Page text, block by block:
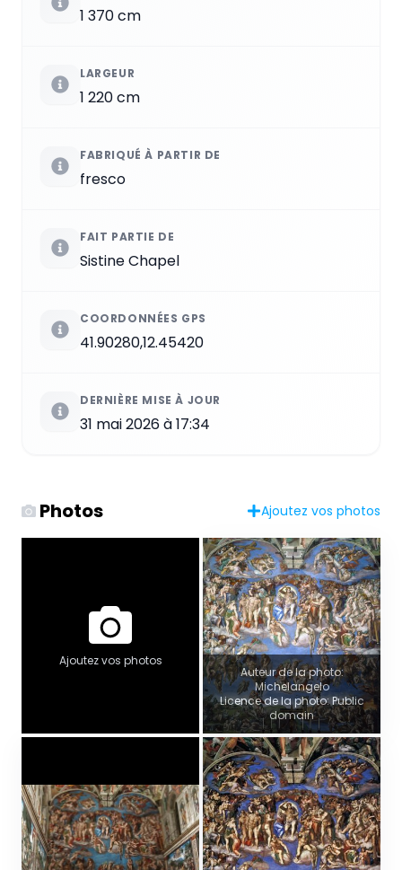
1 370 cm
LARGEUR
1 220 cm
FABRIQUÉ À PARTIR DE
fresco
FAIT PARTIE DE
Sistine Chapel
COORDONNÉES GPS
41.90280,12.45420
DERNIÈRE MISE À JOUR
31 mai 2026 à 17:34
Photos Ajoutez vos photos
Ajoutez vos photos
Auteur de la photo:
Michelangelo
Licence de la photo: Public
domain